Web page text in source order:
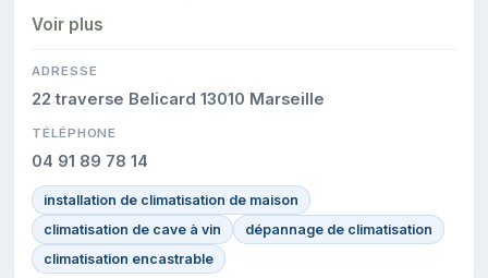
sur les interventions réalisées.
Voir plus
ADRESSE
22 traverse Belicard 13010 Marseille
TÉLÉPHONE
04 91 89 78 14
installation de climatisation de maison
climatisation de cave à vin
dépannage de climatisation
climatisation encastrable